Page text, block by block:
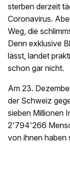
sterben derzeit
Coronavirus.
Weg, die
Denn exklusive
lässt, landet
schon gar nicht.
Am 23.
der Schweiz
sieben Millionen
2'794'266
von ihnen haben